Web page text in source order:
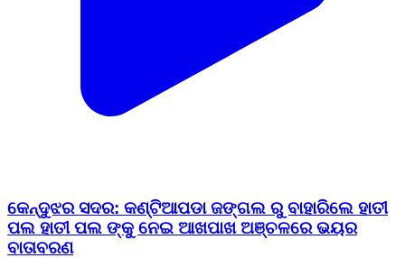
କେନ୍ଦୁଝର ସଦର: କଣ୍ଟିଆପଡା ଜଙ୍ଗଲ ରୁ ବାହାରିଲେ ହାତୀ
ପଲ ହାତୀ ପଲ ଙ୍କୁ ନେଇ ଆଖପାଖ ଅଞ୍ଚଳରେ ଭୟର
ବାତାବରଣ